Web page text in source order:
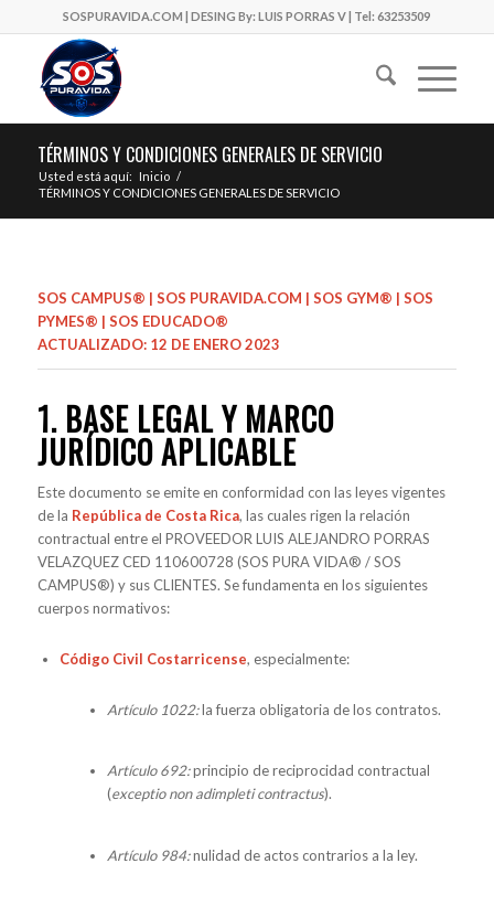
SOSPURAVIDA.COM | DESING By: LUIS PORRAS V | Tel: 63253509
TÉRMINOS Y CONDICIONES GENERALES DE SERVICIO
Usted está aquí: Inicio /
TÉRMINOS Y CONDICIONES GENERALES DE SERVICIO
SOS CAMPUS® | SOS PURAVIDA.COM | SOS GYM® | SOS
PYMES® | SOS EDUCADO®
ACTUALIZADO: 12 DE ENERO 2023
1. BASE LEGAL Y MARCO
JURÍDICO APLICABLE
Este documento se emite en conformidad con las leyes vigentes
de la República de Costa Rica, las cuales rigen la relación
contractual entre el PROVEEDOR LUIS ALEJANDRO PORRAS
VELAZQUEZ CED 110600728 (SOS PURA VIDA® / SOS
CAMPUS®) y sus CLIENTES. Se fundamenta en los siguientes
cuerpos normativos:
Código Civil Costarricense, especialmente:
Artículo 1022:la fuerza obligatoria de los contratos.
Artículo 692:principio de reciprocidad contractual
(exceptio non adimpleti contractus).
Artículo 984:nulidad de actos contrarios a la ley.